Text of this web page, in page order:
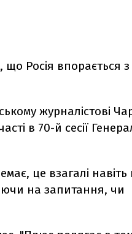
що Росія впорається з
журналістові
в 70-й сесії
це взагалі навіть
на запитання, чи